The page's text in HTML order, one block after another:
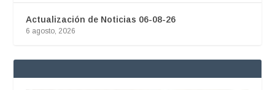
Actualización de Noticias 06-08-26
6 agosto, 2026